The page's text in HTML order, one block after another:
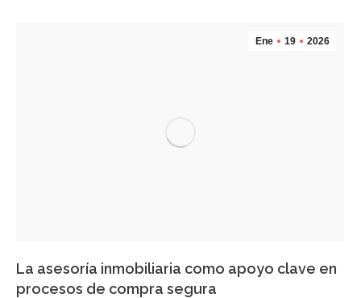
Ene 19 2026
La asesoría inmobiliaria como apoyo clave en
procesos de compra segura